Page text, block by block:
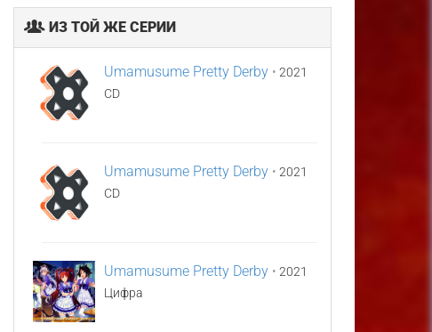
ИЗ ТОЙ ЖЕ СЕРИИ
Umamusume Pretty Derby • 2021
CD
Umamusume Pretty Derby • 2021
CD
Umamusume Pretty Derby • 2021
Цифра